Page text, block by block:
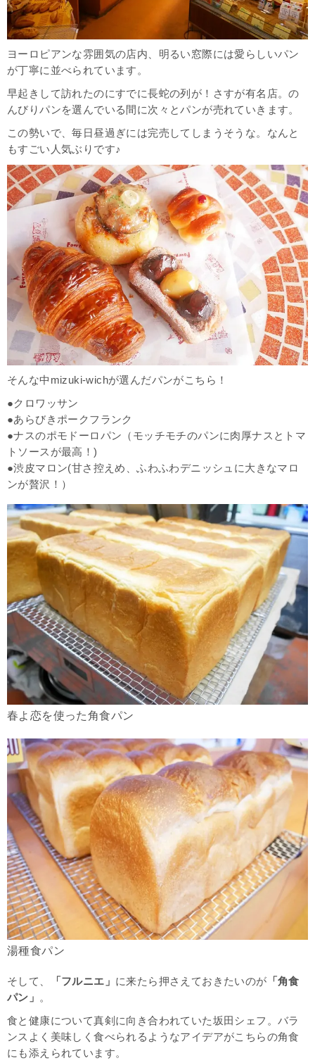
ヨーロピアンな雰囲気の店内、明るい窓際には愛らしいパン
が丁寧に並べられています。
早起きして訪れたのにすでに長蛇の列が！さすが有名店。の
んびりパンを選んでいる間に次々とパンが売れていきます。
この勢いで、毎日昼過ぎには完売してしまうそうな。なんと
もすごい人気ぶりです♪
そんな中mizuki-wichが選んだパンがこちら！
●クロワッサン
●あらびきポークフランク
●ナスのポモドーロパン（モッチモチのパンに肉厚ナスとトマ
トソースが最高！)
●渋皮マロン(甘さ控えめ、ふわふわデニッシュに大きなマロ
ンが贅沢！）
春よ恋を使った角食パン
湯種食パン
そして、 「 フルニエ」 に来たら押さえておきたいのが 「角食
パン」
。
食と健康について真剣に向き合われていた坂田シェフ。バラ
ンスよく美味しく食べられるようなアイデアがこちらの角食
にも添えられています。